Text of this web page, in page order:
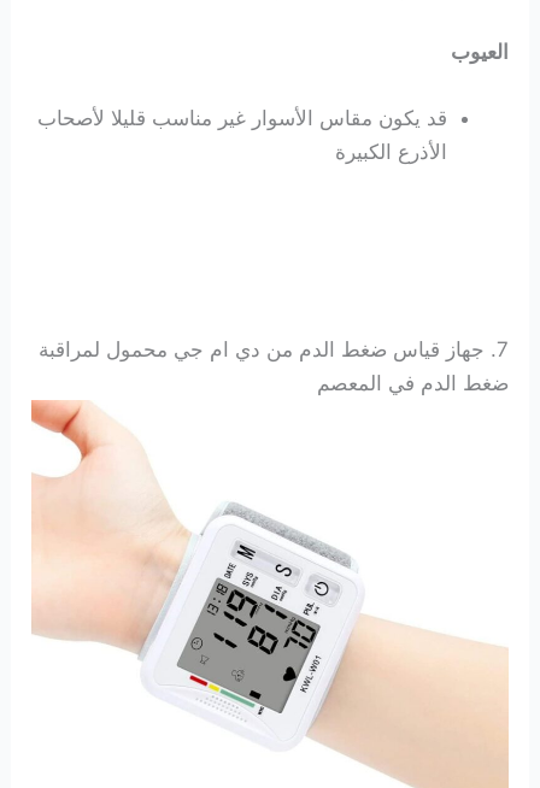
العيوب
قد يكون مقاس الأسوار غير مناسب قليلا لأصحاب
الأذرع الكبيرة
7. جهاز قياس ضغط الدم من دي ام جي
محمول لمراقبة
ضغط الدم في المعصم